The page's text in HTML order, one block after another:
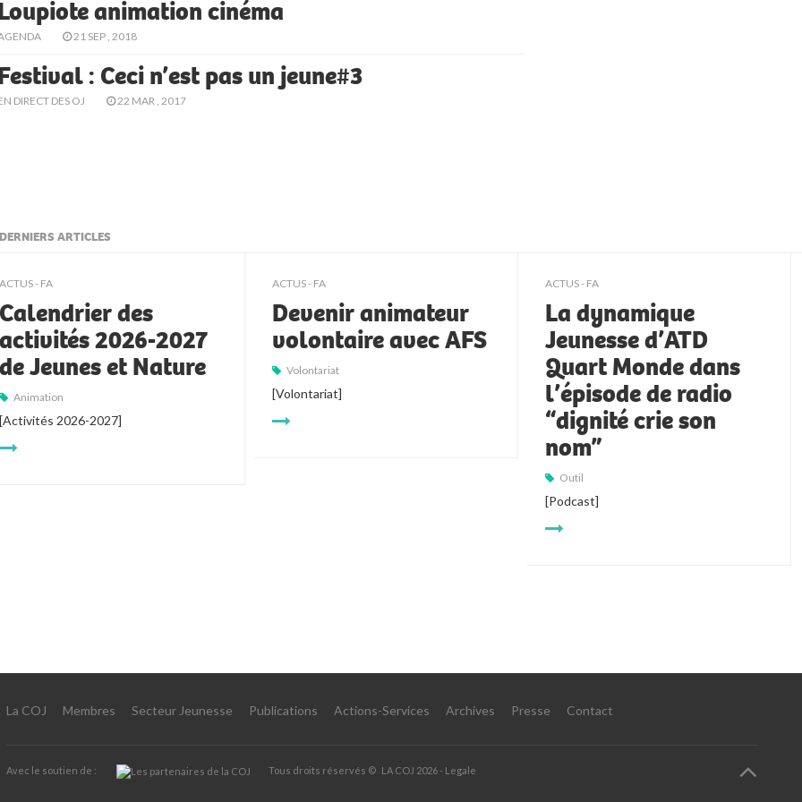
animation cinéma
21 SEP , 2018
: Ceci n’est pas un jeune#3
DIRECT DES OJ 22 MAR , 2017
DERNIERS ARTICLES
ACTUS - FA
Calendrier des
activités 2026-2027
de Jeunes et Nature
Animation
[Activités 2026-2027]
ACTUS - FA
Devenir animateur
volontaire avec AFS
Volontariat
[Volontariat]
ACTUS - FA
La dynamique
Jeunesse d’ATD
Quart Monde dans
l’épisode de radio
“dignité crie son
nom”
Outil
[Podcast]
La COJ Membres Secteur Jeunesse Publications Actions-Services Archives Presse Contact
Avec le soutien de : Tous droits réservés © LA COJ 2026 - Legale